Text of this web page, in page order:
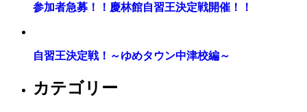
参加者急募！！慶林館自習王決定戦開催！！
自習王決定戦！～ゆめタウン中津校編～
カテゴリー